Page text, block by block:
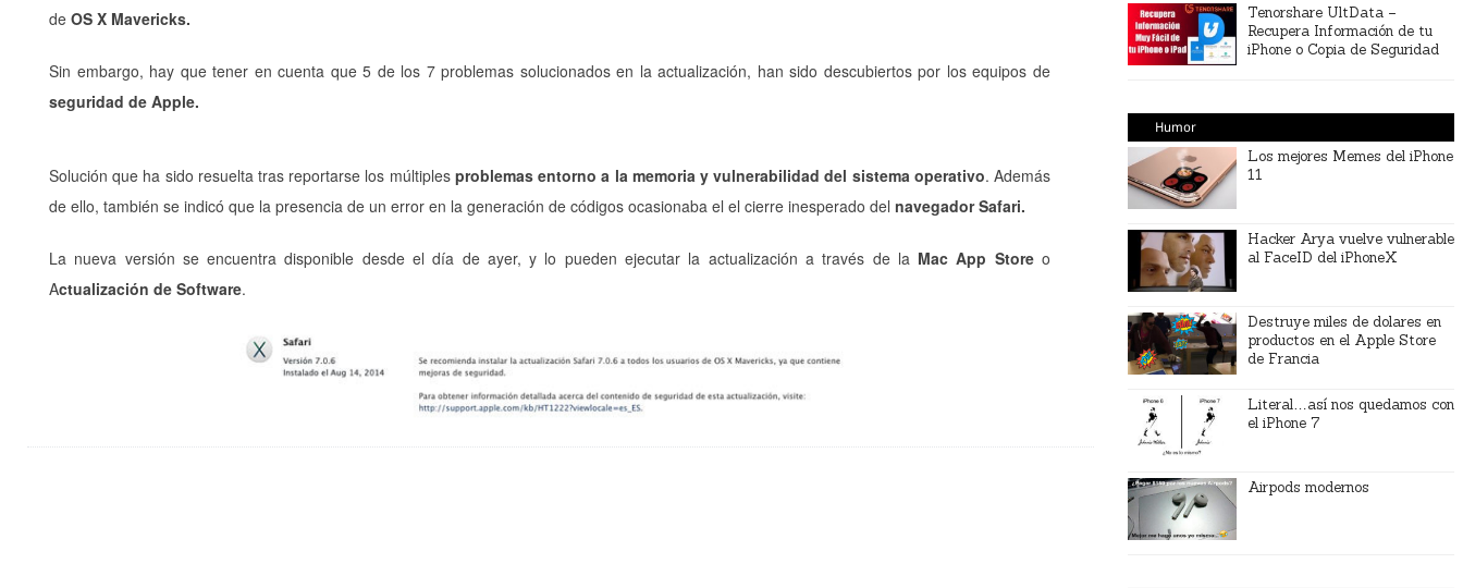
de OS X Mavericks.
Sin embargo, hay que tener en cuenta que 5 de los 7 problemas solucionados en la actualización, han sido descubiertos por los equipos de
seguridad de Apple.
Solución que ha sido resuelta tras reportarse los múltiples problemas entorno a la memoria y vulnerabilidad del sistema operativo. Además
de ello, también se indicó que la presencia de un error en la generación de códigos ocasionaba el el cierre inesperado del navegador Safari.
La nueva versión se encuentra disponible desde el día de ayer, y lo pueden ejecutar la actualización a través de la Mac App Storeo
Actualización de Software.
Tenorshare UltData –
Recupera Información de tu
iPhone o Copia de Seguridad
Humor
Los mejores Memes del iPhone
11
Hacker Arya vuelve vulnerable
al FaceID del iPhoneX
Destruye miles de dolares en
productos en el Apple Store
de Francia
Literal…así nos quedamos con
el iPhone 7
Airpods modernos